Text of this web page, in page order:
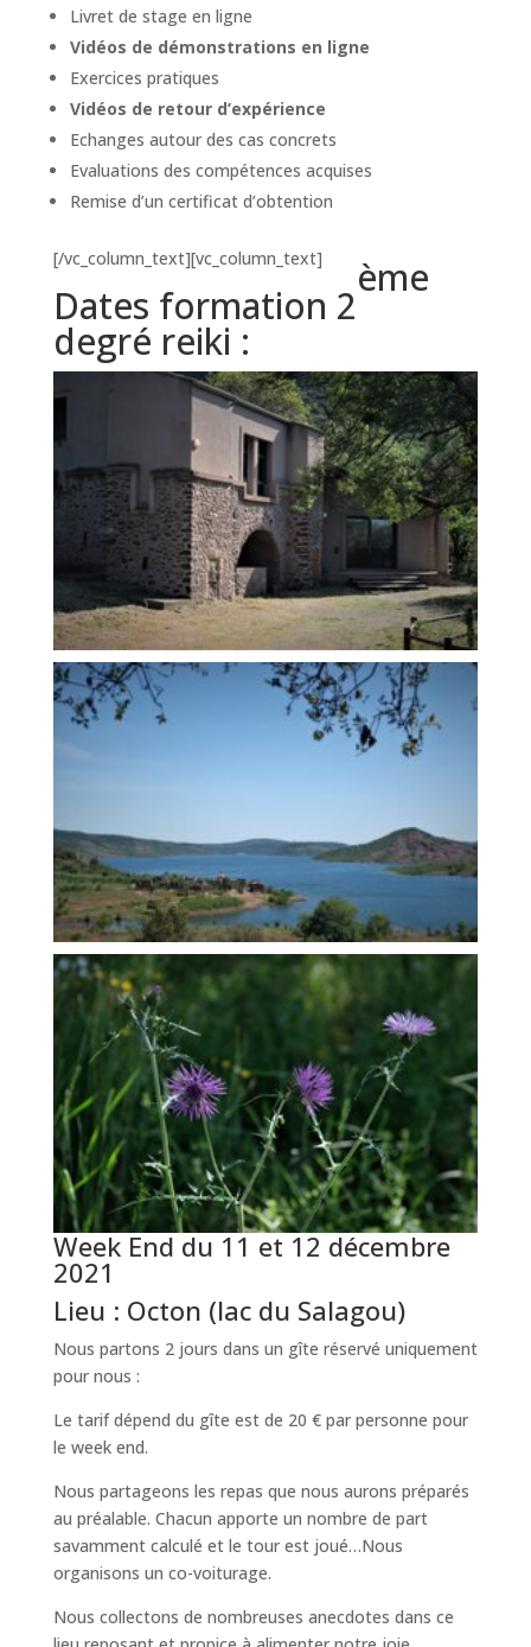
Livret de stage en ligne
Vidéos de démonstrations en ligne
Exercices pratiques
Vidéos de retour d’expérience
Echanges autour des cas concrets
Evaluations des compétences acquises
Remise d’un certificat d’obtention
[/vc_column_text][vc_column_text]
Dates formation 2
ème
degré reiki :
Week End du 11 et 12 décembre
2021
Lieu : Octon (lac du Salagou)
Nous partons 2 jours dans un gîte réservé uniquement
pour nous :
Le tarif dépend du gîte est de 20 € par personne pour
le week end.
Nous partageons les repas que nous aurons préparés
au préalable. Chacun apporte un nombre de part
savamment calculé et le tour est joué…Nous
organisons un co-voiturage.
Nous collectons de nombreuses anecdotes dans ce